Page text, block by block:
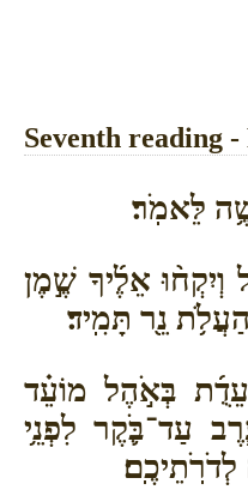
Seventh reading
לֵּאמֹֽר׃
וְיִקְח֨וּ אֵלֶ֜יךָ שֶׁ֣מֶן
נֵ֖ר תָּמִֽיד׃
בְּאֹ֣הֶל מוֹעֵ֗ד
עַד־בֹּ֛קֶר לִפְנֵ֥י